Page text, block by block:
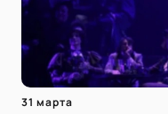
31 марта